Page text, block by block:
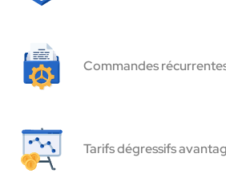
Commandes
Tarifs dégressifs